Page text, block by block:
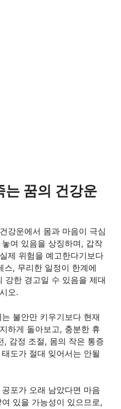
는 꿈의 건강운
강운에서 몸과 마음이 극심
여 있음을 상징하며, 갑작
제 위험을 예고한다기보다
스, 무리한 일정이 한계에
강한 경고일 수 있음을 제대
오.
불안만 키우기보다 현재
하게 돌아보고, 충분한 휴
, 감정 조절, 몸의 작은 통증
도가 절대 잊어서는 안될
포가 오래 남았다면 마음
있을 가능성이 있으므로,